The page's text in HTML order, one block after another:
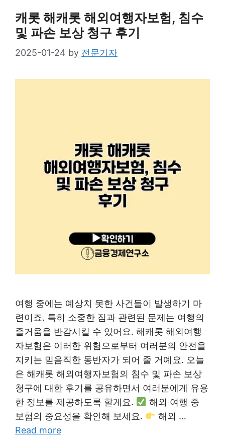
캐롯 해캐롯 해외여행자보험, 침수
및 파손 보상 청구 후기
2025-01-24 by 전문기자
여행 중에는 예상치 못한 사건들이 발생하기 마
련이죠. 특히 소중한 짐과 관련된 문제는 여행의
즐거움을 반감시킬 수 있어요. 해캐롯 해외여행
자보험은 이러한 위험으로부터 여러분의 안전을
지키는 믿음직한 동반자가 되어 줄 거예요. 오늘
은 해캐롯 해외여행자보험의 침수 및 파손 보상
청구에 대한 후기를 공유하면서 여러분에게 유용
한 정보를 제공하도록 할게요.
해외 여행 중
보험의 중요성을 확인해 보세요.
해외 …
Read more